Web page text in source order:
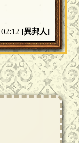
[異邦人]